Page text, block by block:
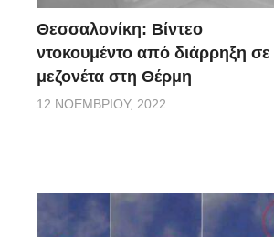
Θεσσαλονίκη: Βίντεο
ντοκουμέντο από διάρρηξη σε
μεζονέτα στη Θέρμη
12 ΝΟΕΜΒΡΊΟΥ, 2022